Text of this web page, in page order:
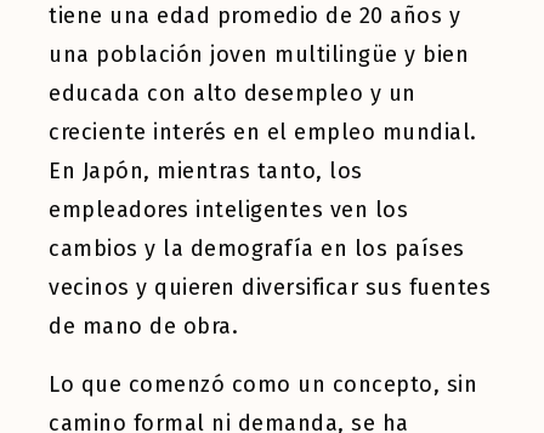
tiene una edad promedio de 20 años y
una población joven multilingüe y bien
educada con alto desempleo y un
creciente interés en el empleo mundial.
En Japón, mientras tanto, los
empleadores inteligentes ven los
cambios y la demografía en los países
vecinos y quieren diversificar sus fuentes
de mano de obra.
Lo que comenzó como un concepto, sin
camino formal ni demanda, se ha